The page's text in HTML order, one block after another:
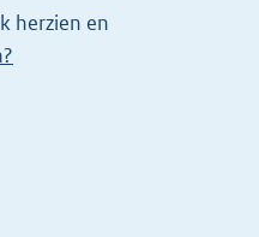
e
herzien en